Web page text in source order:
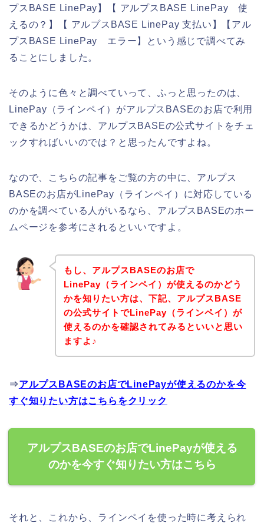
プスBASE LinePay】【 アルプスBASE LinePay 使
えるの？】【 アルプスBASE LinePay 支払い】【アル
プスBASE LinePay エラー】という感じで調べてみ
ることにしました。
そのように色々と調べていって、ふっと思ったのは、
LinePay（ラインペイ）がアルプスBASEのお店で利用
できるかどうかは、アルプスBASEの公式サイトをチェ
ックすればいいのでは？と思ったんですよね。
なので、こちらの記事をご覧の方の中に、アルプス
BASEのお店がLinePay（ラインペイ）に対応している
のかを調べている人がいるなら、アルプスBASEのホー
ムページを参考にされるといいですよ。
もし、アルプスBASEのお店で
LinePay（ラインペイ）が使えるのかどう
かを知りたい方は、下記、アルプスBASE
の公式サイトでLinePay（ラインペイ）が
使えるのかを確認されてみるといいと思い
ますよ♪
⇒アルプスBASEのお店でLinePayが使えるのかを今
すぐ知りたい方はこちらをクリック
アルプスBASEのお店でLinePayが使える
のかを今すぐ知りたい方はこちら
それと、これから、ラインペイを使った時に考えられ